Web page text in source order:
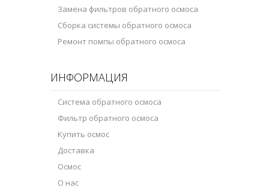
Замена фильтров обратного осмоса
Сборка системы обратного осмоса
Ремонт помпы обратного осмоса
ИНФОРМАЦИЯ
Система обратного осмоса
Фильтр обратного осмоса
Купить осмос
Доставка
Осмос
О нас